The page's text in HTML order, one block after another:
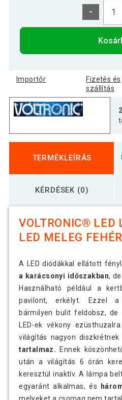
-
Importőr
Fizetés és
szállítás
TERMÉKLEÍRÁS
KÉRDÉSEK (0)
VOLTRONIC® LED
LED MELEG FEHÉR
A LED diódákkal ellátott
a karácsonyi időszakban,
Használható például a
pavilont, erkélyt. Ezzel a
bármilyen bulit feldobsz,
LED-ek vékony
világítás nagyon
tartalmaz. Ennek
után a világítás 6 órán
keresztül inaktív. A lámpa
egyaránt alkalmas, és